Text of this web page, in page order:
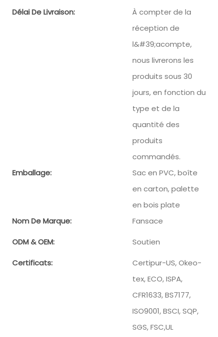
Délai De Livraison:
À compter de la
réception de
l&#39;acompte,
nous livrerons les
produits sous 30
jours, en fonction du
type et de la
quantité des
produits
commandés.
Emballage:
Sac en PVC, boîte
en carton, palette
en bois plate
Nom De Marque:
Fansace
ODM & OEM: Soutien
Certificats:
Certipur-US, Okeo-
tex, ECO, ISPA,
CFR1633, BS7177,
ISO9001, BSCI, SQP,
SGS, FSC,UL